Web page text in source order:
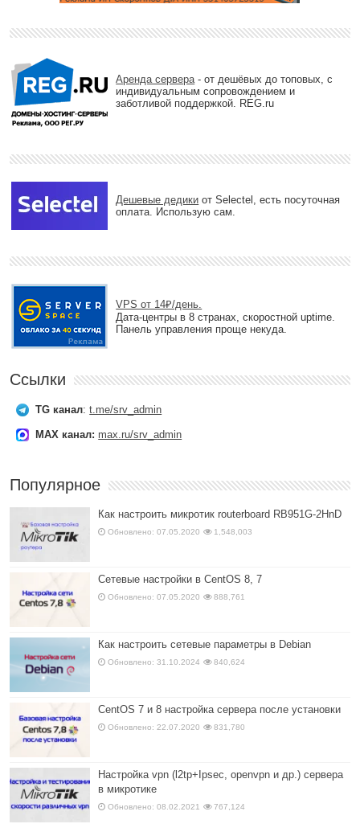
Аренда сервера - от дешёвых до топовых, с
индивидуальным сопровождением и
заботливой поддержкой. REG.ru
Дешевые дедики от Selectel, есть посуточная
оплата. Использую сам.
VPS от 14₽/день.
Дата-центры в 8 странах, скоростной uptime.
Панель управления проще некуда.
Ссылки
TG канал:t.me/srv_admin
MAX канал: max.ru/srv_admin
Популярное
Как настроить микротик routerboard RB951G-2HnD
Обновлено: 07.05.2020 1,548,003
Сетевые настройки в CentOS 8, 7
Обновлено: 07.05.2020 888,761
Как настроить сетевые параметры в Debian
Обновлено: 31.10.2024 840,624
CentOS 7 и 8 настройка сервера после установки
Обновлено: 22.07.2020 831,780
Настройка vpn (l2tp+Ipsec, openvpn и др.) сервера
в микротике
Обновлено: 08.02.2021 767,124